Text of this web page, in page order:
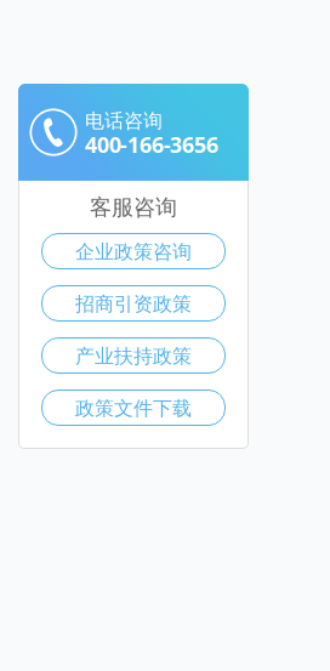
电话咨询
400-166-3656
客服咨询
企业政策咨询
招商引资政策
产业扶持政策
政策文件下载